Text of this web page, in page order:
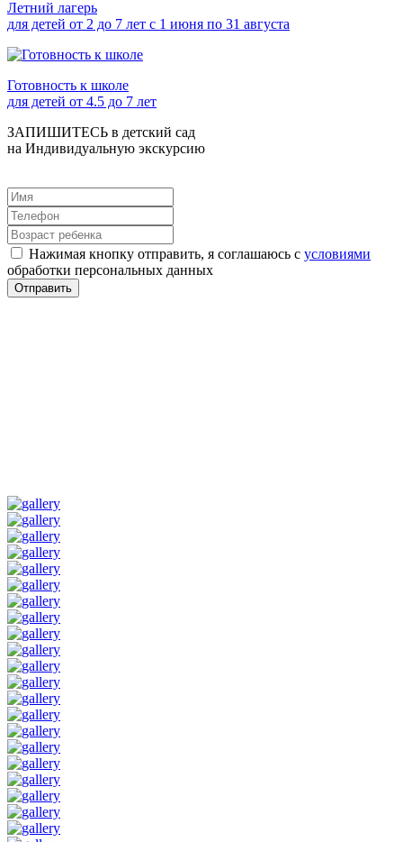
Летний лагерь
для детей от 2 до 7 лет с 1 июня по 31 августа
Готовность к школе
для детей от 4.5 до 7 лет
ЗАПИШИТЕСЬ в детский сад
на Индивидуальную экскурсию
Нажимая кнопку отправить, я соглашаюсь с условиями
обработки персональных данных